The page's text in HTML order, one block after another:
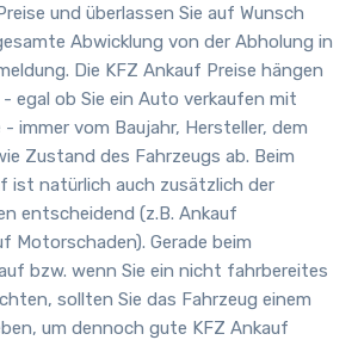
und überlassen Sie auf Wunsch
Abwicklung von der Abholung in
Die KFZ Ankauf Preise hängen
egal ob Sie ein Auto verkaufen mit
immer vom Baujahr, Hersteller, dem
Zustand des Fahrzeugs ab. Beim
ist natürlich auch zusätzlich der
entscheidend (z.B. Ankauf
Motorschaden). Gerade beim
bzw. wenn Sie ein nicht fahrbereites
sollten Sie das Fahrzeug einem
um dennoch gute KFZ Ankauf